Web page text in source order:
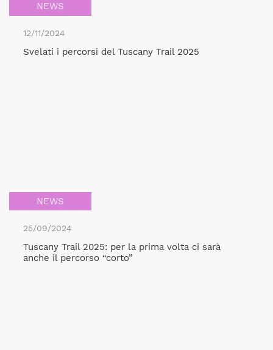
NEWS
12/11/2024
Svelati i percorsi del Tuscany Trail 2025
NEWS
25/09/2024
Tuscany Trail 2025: per la prima volta ci sarà
anche il percorso “corto”